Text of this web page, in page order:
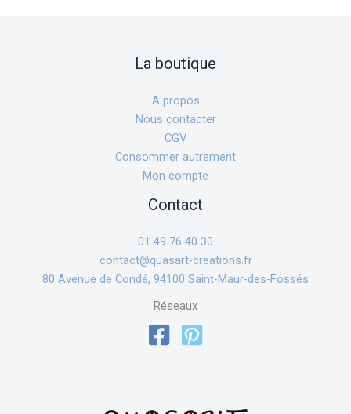
La boutique
A propos
Nous contacter
CGV
Consommer autrement
Mon compte
Contact
01 49 76 40 30
contact@quasart-creations.fr
80 Avenue de Condé, 94100 Saint-Maur-des-Fossés
Réseaux